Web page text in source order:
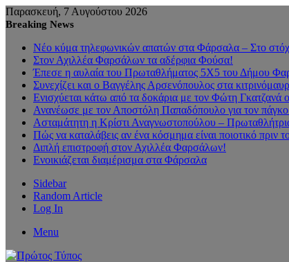
Παρασκευή, 7 Αυγούστου 2026
Breaking News
Νέο κύμα τηλεφωνικών απατών στα Φάρσαλα – Στο
Στον Αχιλλέα Φαρσάλων τα αδέρφια Φούσα!
Έπεσε η αυλαία του Πρωταθλήματος 5Χ5 του Δήμου
Συνεχίζει και ο Βαγγέλης Αρσενόπουλος στα
Ενισχύεται κάτω από τα δοκάρια με τον Φώτη
Ανανέωσε με τον Αποστόλη Παπαδόπουλο για τον
Ασταμάτητη η Κρίστι Αναγνωστοπούλου –
Πώς να καταλάβεις αν ένα κόσμημα είναι ποιοτικό πριν
Διπλή επιστροφή στον Αχιλλέα Φαρσάλων!
Ενοικιάζεται διαμέρισμα στα Φάρσαλα
Sidebar
Random Article
Log In
Menu